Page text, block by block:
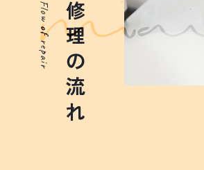
Flow of repair修理の流れ